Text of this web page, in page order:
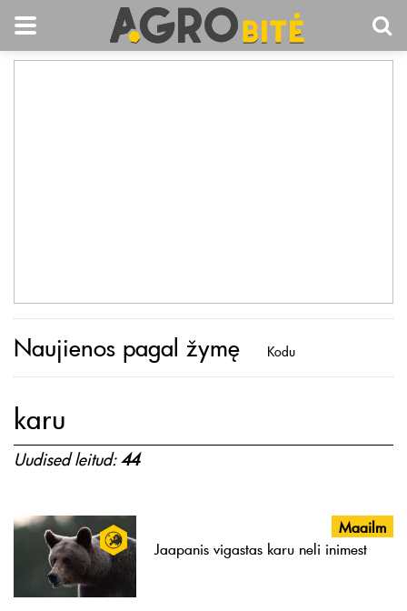
Naujienos pagal žymę Kodu
karu
Uudised leitud:44
Maailm
Jaapanis vigastas karu neli inimest